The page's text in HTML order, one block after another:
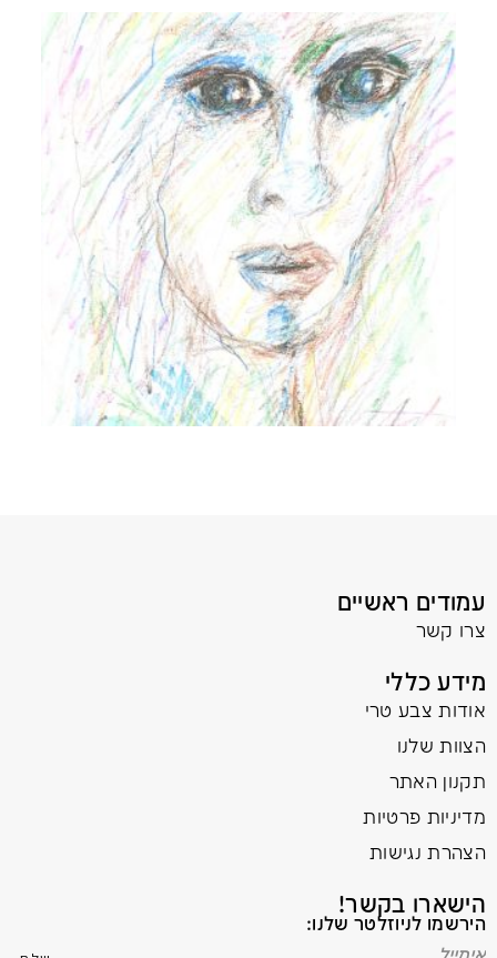
עמודים ראשיים
צרו קשר
מידע כללי
אודות צבע טרי
הצוות שלנו
תקנון האתר
מדיניות פרטיות
הצהרת נגישות
הישארו בקשר!
הירשמו לניוזלטר שלנו: